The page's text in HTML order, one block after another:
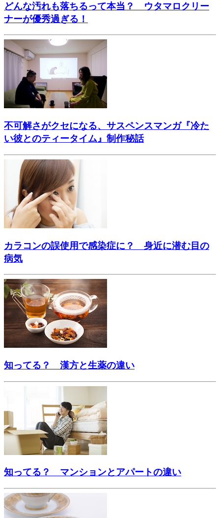
どんな汚れも落ちるって本当？ ウタマロクリー
ナーが優秀過ぎる！
不可解さがクセになる、サスペンスマンガ『冷た
い彼とのティータイム』制作秘話
カラコンの誤使用で感染症に？ 身近に潜む目の
病気
知ってる？ 漢方と生薬の違い
知ってる？ マンションとアパートの違い